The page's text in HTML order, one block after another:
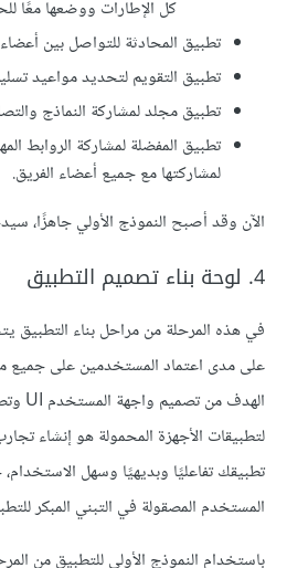
كل الإطارات ووضعها معًا
تطبيق المحادثة للتواصل بين
تطبيق التقويم لتحديد مواعيد
تطبيق مجلد لمشاركة النماذج
تطبيق المفضلة لمشاركة الروابط
لمشاركتها مع جميع أعضاء الفريق.
الآن وقد أصبح النموذج الأولي جاهزًا،
4. لوحة بناء تصميم التطبيق
في هذه المرحلة من مراحل بناء التطبيق
على مدى اعتماد المستخدمين على جميع
لتطبيقات الأجهزة المحمولة هو إنشاء
تطبيقك تفاعليًا وبديهيًا وسهل
المستخدم المصقولة في التبني المبكر
باستخدام النموذج الأولي للتطبيق من